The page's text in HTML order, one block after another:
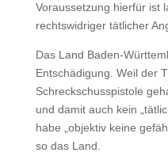
Voraussetzung hierfür ist
rechtswidriger tätlicher
Das Land Baden-
Entschädigung. Weil der
Schreckschusspistole
und damit auch kein
habe „objektiv keine
so das Land.